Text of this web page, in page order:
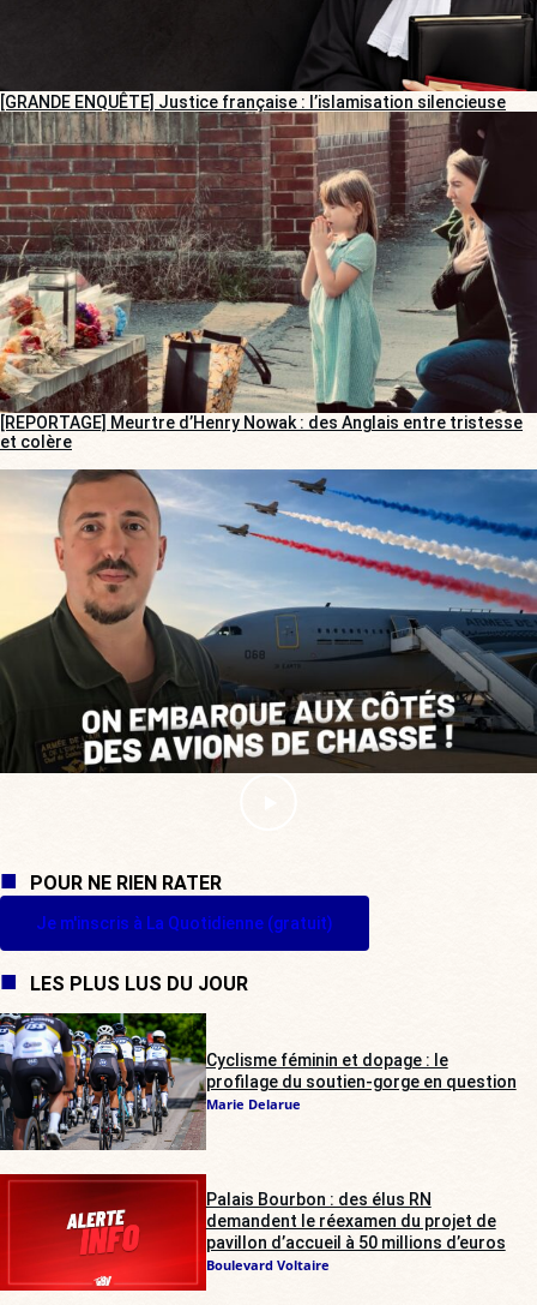
[GRANDE ENQUÊTE] Justice française : l’islamisation silencieuse
[REPORTAGE] Meurtre d’Henry Nowak : des Anglais entre tristesse
et colère
POUR NE RIEN RATER
Je m'inscris à La Quotidienne (gratuit)
LES PLUS LUS DU JOUR
Cyclisme féminin et dopage : le
profilage du soutien-gorge en question
Marie Delarue
Palais Bourbon : des élus RN
demandent le réexamen du projet de
pavillon d’accueil à 50 millions d’euros
Boulevard Voltaire